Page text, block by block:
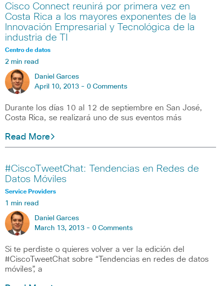
Cisco Connect reunirá por primera vez en
Costa Rica a los mayores exponentes de la
Innovación Empresarial y Tecnológica de la
industria de TI
Centro de datos
2 min read
Daniel Garces
April 10, 2013 - 0 Comments
Durante los días 10 al 12 de septiembre en San José,
Costa Rica, se realizará uno de sus eventos más
Read More
#CiscoTweetChat: Tendencias en Redes de
Datos Móviles
Service Providers
1 min read
Daniel Garces
March 13, 2013 - 0 Comments
Si te perdiste o quieres volver a ver la edición del
#CiscoTweetChat sobre “Tendencias en redes de datos
móviles”, a